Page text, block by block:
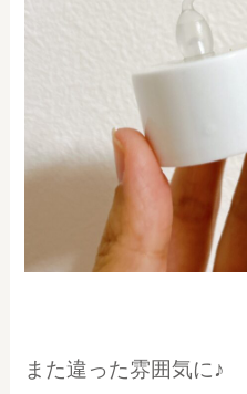
また違った雰囲気に♪